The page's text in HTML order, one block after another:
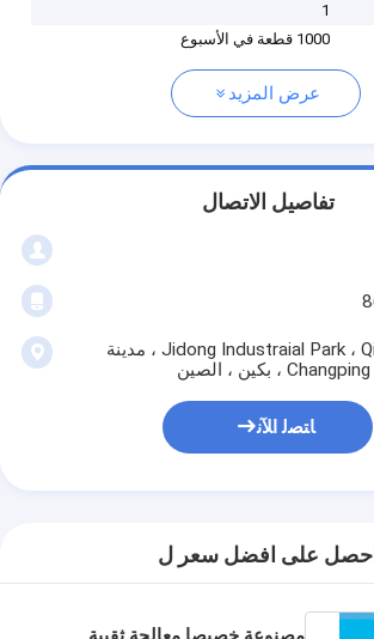
1
1000 قطعة في الأسبوع
عرض المزيد
تفاصيل الاتصال
حديقة Jidong Industraial Park ، Qianbaihujian ، مدينة
ﺎﺘﺼﻟ ﺍﻶﻧ
احصل على افضل سعر ل